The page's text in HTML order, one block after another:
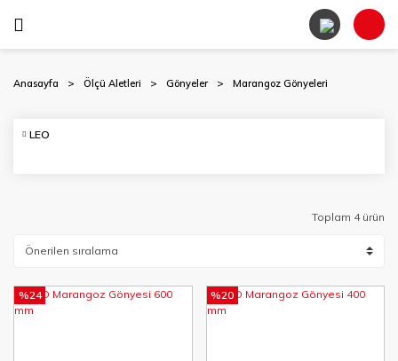
Anasayfa Ölçü Aletleri Gönyeler Marangoz Gönyeleri
LEO
Toplam 4 ürün
%24 %20